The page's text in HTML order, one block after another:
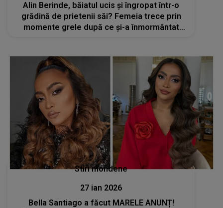
Alin Berinde, băiatul ucis și îngropat într-o
grădină de prietenii săi? Femeia trece prin
momente grele după ce și-a înmormântat
Stiri mondene
27 ian 2026
Bella Santiago a făcut MARELE ANUNȚ!